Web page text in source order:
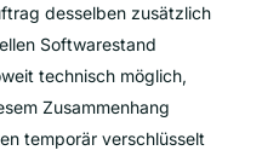
desselben zusätzlich
Softwarestand
technisch möglich,
Zusammenhang
temporär verschlüsselt